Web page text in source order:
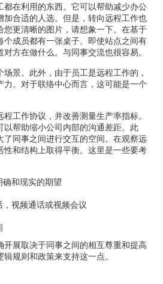
都在利用的东西。它可以帮助减少办公
加合适的人选。但是，转向远程工作也
您更清晰的图片，请想象一下。在基于
个成员都有一张桌子。即使站点之间有
方在做什么。与同事交流也很容易。
景。此外，由于员工是远程工作的，
力。对于联络中心而言，这可能是一个
工作协议，并改善测量生产率指标。
以帮助缩小公司内部的沟通差距。此
了同事之间进行交互的空间。在观察远
性和结构上取得平衡。这里是一些要考
和现实的期望
视频通话或视频会议
开展取决于同事之间的相互尊重和提高
规则和政策来支持这一点。